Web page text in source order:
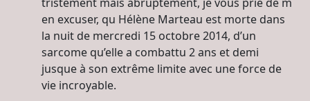
en excuser, qu Hélène Marteau est morte dans
la nuit de mercredi 15 octobre 2014, d’un
sarcome qu’elle a combattu 2 ans et demi
jusque à son extrême limite avec une force de
vie incroyable.